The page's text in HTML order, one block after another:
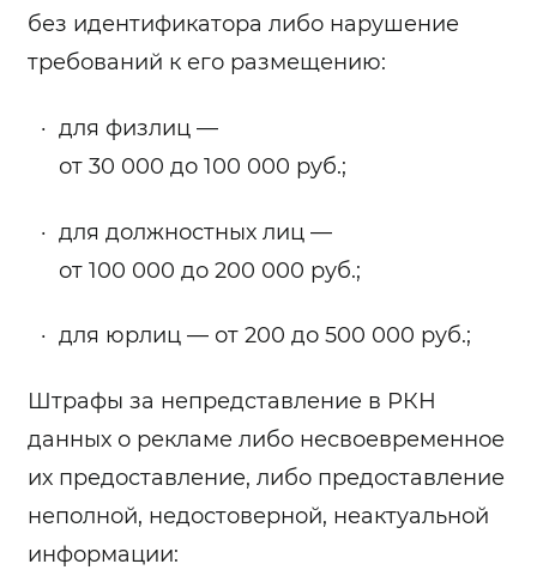
без идентификатора либо нарушение
требований к его размещению:
для физлиц —
от 30 000 до 100 000 руб.;
для должностных лиц —
от 100 000 до 200 000 руб.;
для юрлиц — от 200 до 500 000 руб.;
Штрафы за непредставление в РКН
данных о рекламе либо несвоевременное
их предоставление, либо предоставление
неполной, недостоверной, неактуальной
информации: